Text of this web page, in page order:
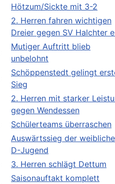
Hötzum/Sickte mit 3-2
2. Herren fahren wichtigen
Dreier gegen SV Halchter
Mutiger Auftritt blieb
unbelohnt
Schöppenstedt gelingt
Sieg
2. Herren mit starker
gegen Wendessen
Schülerteams überraschen
Auswärtssieg der
D-Jugend
3. Herren schlägt Dettum
Saisonauftakt komplett